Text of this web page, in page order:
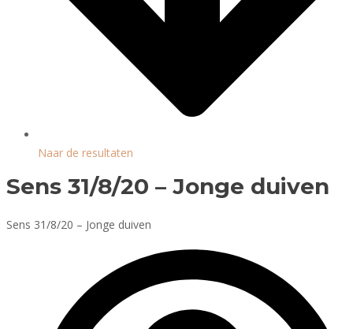
Naar de resultaten
Sens 31/8/20 – Jonge duiven
Sens 31/8/20 – Jonge duiven